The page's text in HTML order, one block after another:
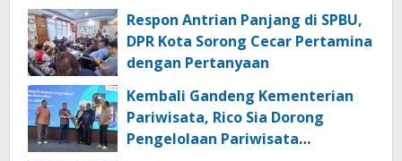
Respon Antrian Panjang di SPBU,
DPR Kota Sorong Cecar Pertamina
dengan Pertanyaan
Kembali Gandeng Kementerian
Pariwisata, Rico Sia Dorong
Pengelolaan Pariwisata